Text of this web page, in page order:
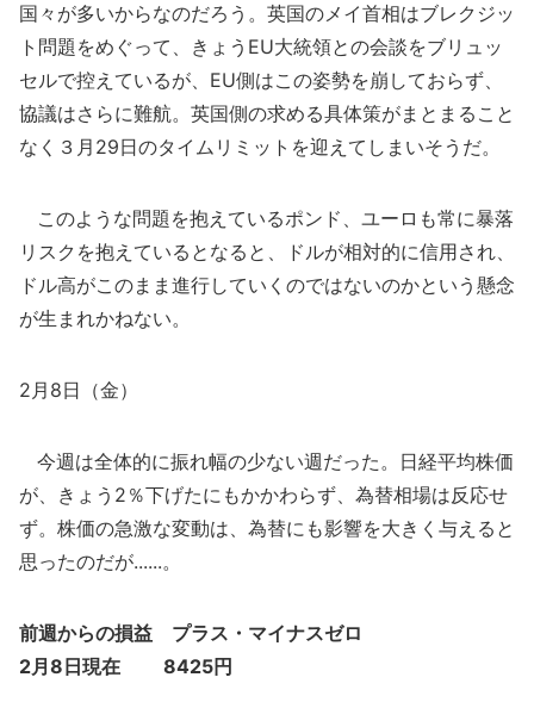
国々が多いからなのだろう。英国のメイ首相はブレクジッ
ト問題をめぐって、きょうEU大統領との会談をブリュッ
セルで控えているが、EU側はこの姿勢を崩しておらず、
協議はさらに難航。英国側の求める具体策がまとまること
なく３月29日のタイムリミットを迎えてしまいそうだ。
このような問題を抱えているポンド、ユーロも常に暴落
リスクを抱えているとなると、ドルが相対的に信用され、
ドル高がこのまま進行していくのではないのかという懸念
が生まれかねない。
2月8日（金）
今週は全体的に振れ幅の少ない週だった。日経平均株価
が、きょう2％下げたにもかかわらず、為替相場は反応せ
ず。株価の急激な変動は、為替にも影響を大きく与えると
思ったのだが......。
前週からの損益 プラス・マイナスゼロ
2月8日現在 8425円